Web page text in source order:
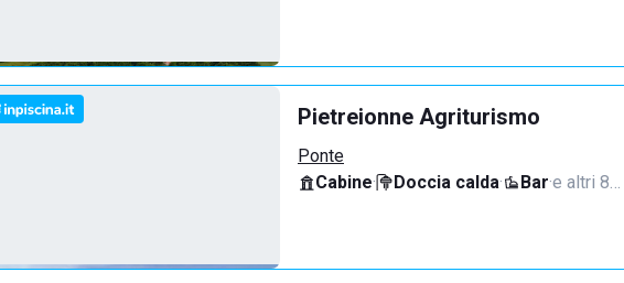
Pietreionne Agriturismo
Ponte
Cabine· Doccia calda· Bar·e altri 8…